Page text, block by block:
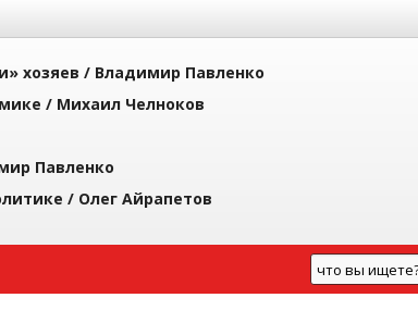
хозяев / Владимир Павленко
/ Михаил Челноков
Павленко
/ Олег Айрапетов